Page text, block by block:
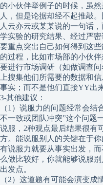
的小伙伴举例子的时候，虽
人，但是论据却经不起推敲
人云亦云或某某说的一句话
学实验的研究结果、经过严
要重点突出自己如何得到这
的过程，比如市场部的小伙
要进行市场调研（如做调查
上搜集他们所需要的数据和
事实；而不是他们直接YY出
3-其他建议：
（1）说服力的问题经常会结
不一致或团队冲突”这个问题
说服，2种观点最后结果很有
方。能说服别人的关键在于
有说服力就要从事实出发，
么做比较好，你就能够说服
出发点。
（2）这道题有可能会演变